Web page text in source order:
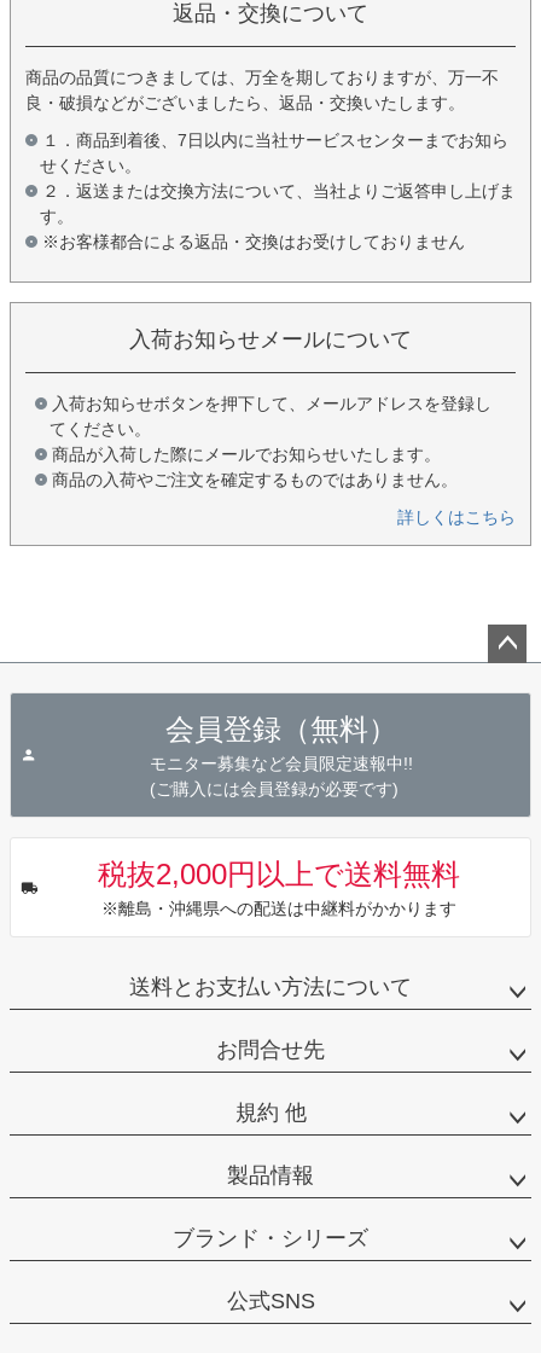
返品・交換について
商品の品質につきましては、万全を期しておりますが、万一不
良・破損などがございましたら、返品・交換いたします。
１．商品到着後、7日以内に当社サービスセンターまでお知ら
せください。
２．返送または交換方法について、当社よりご返答申し上げま
す。
※お客様都合による返品・交換はお受けしておりません
入荷お知らせメールについて
入荷お知らせボタンを押下して、メールアドレスを登録し
てください。
商品が入荷した際にメールでお知らせいたします。
商品の入荷やご注文を確定するものではありません。
詳しくはこちら
会員登録（無料）
モニター募集など会員限定速報中!!
(ご購入には会員登録が必要です)
税抜2,000円以上で送料無料
※離島・沖縄県への配送は中継料がかかります
送料とお支払い方法について
お問合せ先
規約 他
製品情報
ブランド・シリーズ
公式SNS